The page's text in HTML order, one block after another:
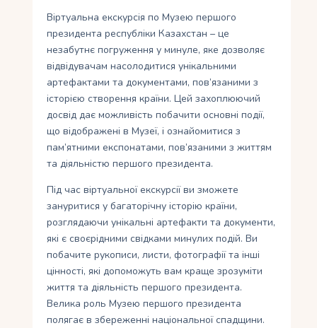
Віртуальна екскурсія по Музею першого
президента республіки Казахстан – це
незабутнє погруження у минуле, яке дозволяє
відвідувачам насолодитися унікальними
артефактами та документами, пов’язаними з
історією створення країни. Цей захоплюючий
досвід дає можливість побачити основні події,
що відображені в Музеї, і ознайомитися з
пам’ятними експонатами, пов’язаними з життям
та діяльністю першого президента.
Під час віртуальної екскурсії ви зможете
зануритися у багаторічну історію країни,
розглядаючи унікальні артефакти та документи,
які є своєрідними свідками минулих подій. Ви
побачите рукописи, листи, фотографії та інші
цінності, які допоможуть вам краще зрозуміти
життя та діяльність першого президента.
Велика роль Музею першого президента
полягає в збереженні національної спадщини.